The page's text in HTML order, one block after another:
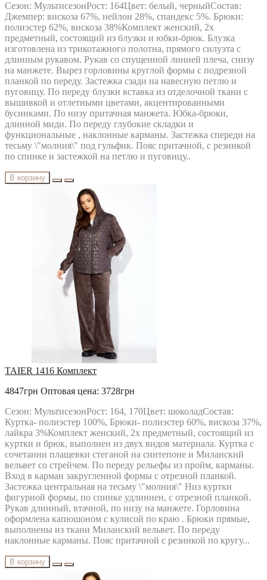
Сезон: МультисезонРост: 164Цвет: белый, черныйСостав:
Джемпер: вискоза 67%, нейлон 28%, спандекс 5%. Брюки:
полиэстер 62%, вискоза 38%Комплект женский, 2х
предметный, состоящий из блузки и юбки-брюк. Блузка
изготовлена из трикотажного полотна, прямого силуэта с
длинным рукавом. Рукав со спущенной линией плеча, снизу
на манжете. Вырез горловины круглой формы с подрезной
планкой по переду. Застежка сзади на навесную петлю и
пуговицу. По переду блузки вставка из отделочной ткани с
вышивкой и отлетными цветами, акцентированными
бусинками. По низу притачная манжета. Юбка-брюки,
длинной миди. По переду глубокие складки и
функциональные , наклонные карманы. Застежка спереди на
тесьму \"молния\" под гульфик. Пояс притачной, с резинкой
по спинке и застежкой на петлю и пуговицу..
В корзину
TAIER 1416 Комплект
4847грн Оптовая цена: 3728грн
Сезон: МультисезонРост: 164, 170Цвет: шоколадСостав:
Куртка- полиэстер 100%, Брюки- полиэстер 60%, вискоза 37%,
лайкра 3%Комплект женский, 2х предметный, состоящий из
куртки и брюк, выполнен из двух видов материала. Куртка с
сочетании плащевки стеганой на синтепоне и Миланский
вельвет со стрейчем. По переду рельефы из пройм, карманы.
Вход в карман закругленной формы с отрезной планкой.
Застежка центральная на тесьму \"молния\" Низ куртки
фигурной формы, по спинке удлиннен, с отрезной планкой.
Рукав длинный, втачной, по низу на манжете. Горловина
оформлена капюшоном с кулисой по краю . Брюки прямые,
выполнены из ткани Миланский вельвет. По переду
наклонные карманы. Пояс притачной с резинкой по кругу...
В корзину